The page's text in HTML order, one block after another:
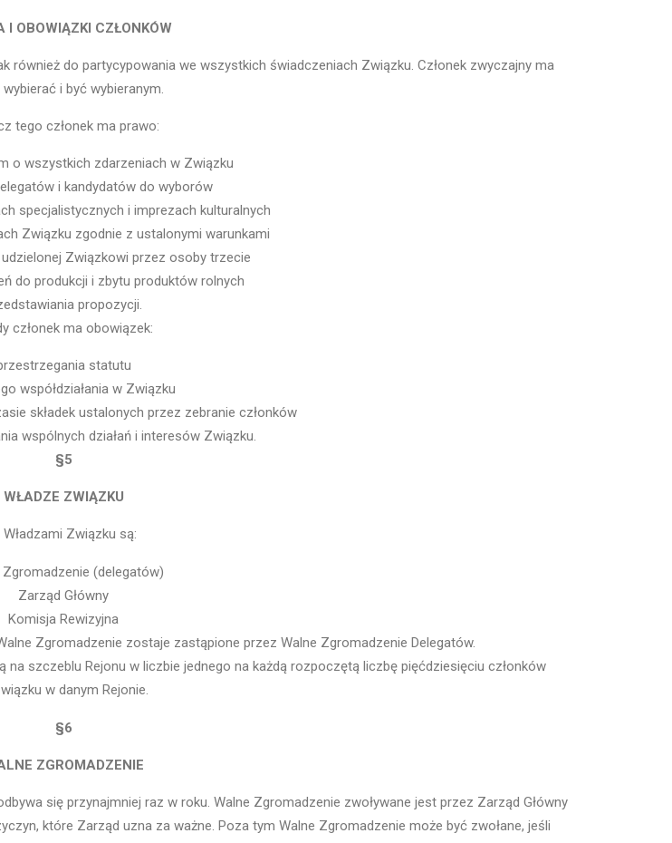
I OBOWIĄZKI CZŁONKÓW
również do partycypowania we wszystkich świadczeniach Związku. Członek zwyczajny ma
i być wybieranym.
tego członek ma prawo:
o wszystkich zdarzeniach w Związku
i kandydatów do wyborów
specjalistycznych i imprezach kulturalnych
Związku zgodnie z ustalonymi warunkami
Związkowi przez osoby trzecie
do produkcji i zbytu produktów rolnych
propozycji.
członek ma obowiązek:
statutu
współdziałania w Związku
składek ustalonych przez zebranie członków
wspólnych działań i interesów Związku.
§5
WŁADZE ZWIĄZKU
Władzami Związku są:
Zgromadzenie (delegatów)
Zarząd Główny
Komisja Rewizyjna
Zgromadzenie zostaje zastąpione przez Walne Zgromadzenie Delegatów.
szczeblu Rejonu w liczbie jednego na każdą rozpoczętą liczbę pięćdziesięciu członków
w danym Rejonie.
§6
ZGROMADZENIE
się przynajmniej raz w roku. Walne Zgromadzenie zwoływane jest przez Zarząd Główny
które Zarząd uzna za ważne. Poza tym Walne Zgromadzenie może być zwołane, jeśli